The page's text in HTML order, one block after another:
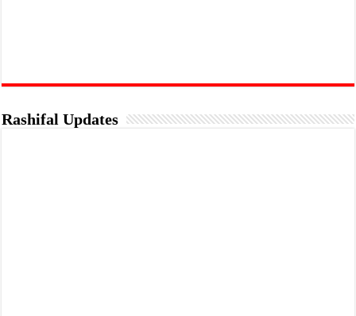
Rashifal Updates